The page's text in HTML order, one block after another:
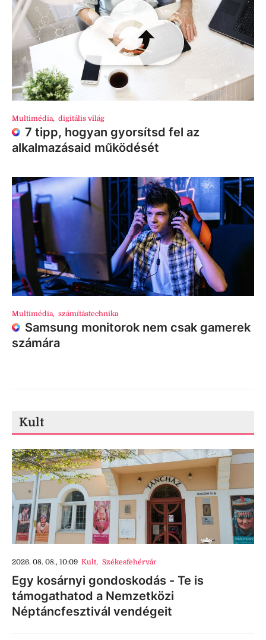
Multimédia, digitális világ
7 tipp, hogyan gyorsítsd fel az
alkalmazásaid működését
Multimédia, számítástechnika
Samsung monitorok nem csak gamerek
számára
Kult
2026. 08. 08., 10:09 Kult, Székesfehérvár
Egy kosárnyi gondoskodás - Te is
támogathatod a Nemzetközi
Néptáncfesztivál vendégeit